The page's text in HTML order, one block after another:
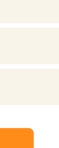
他の条